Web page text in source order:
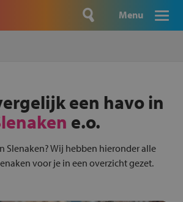
Menu
een havo in
e.o.
Slenaken? Wij hebben hieronder alle
voor je in een overzicht gezet.